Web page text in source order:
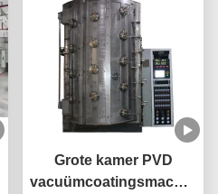
Grote kamer PVD
vacuümcoatingsmachine